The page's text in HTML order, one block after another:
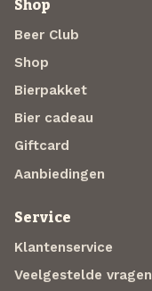
Shop
Beer Club
Shop
Bierpakket
Bier cadeau
Giftcard
Aanbiedingen
Service
Klantenservice
Veelgestelde vragen